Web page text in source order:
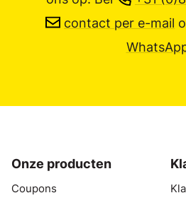
contact per e-mail
Onze producten
Coupons